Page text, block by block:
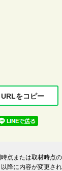
をコピー
点または取材時点
降に内容が変更さ